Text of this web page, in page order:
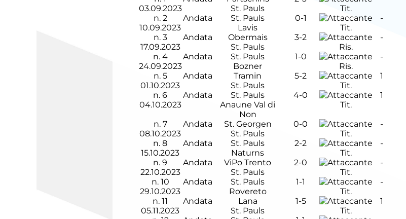
03.09.2023
St. Pauls
Tit.
n. 2
10.09.2023
Andata
St. Pauls
Lavis
0-1
Tit.
-
n. 3
17.09.2023
Andata
Obermais
St. Pauls
3-2
Ris.
-
n. 4
24.09.2023
Andata
St. Pauls
Bozner
1-0
Ris.
-
n. 5
01.10.2023
Andata
Tramin
St. Pauls
5-2
Tit.
1
n. 6
04.10.2023
Andata
St. Pauls
Anaune Val di
Non
4-0
Tit.
1
n. 7
08.10.2023
Andata
St. Georgen
St. Pauls
0-0
Tit.
-
n. 8
15.10.2023
Andata
St. Pauls
Naturns
2-2
Tit.
-
n. 9
22.10.2023
Andata
ViPo Trento
St. Pauls
2-0
Tit.
-
n. 10
29.10.2023
Andata
St. Pauls
Rovereto
1-1
Tit.
-
n. 11
05.11.2023
Andata
Lana
St. Pauls
1-5
Tit.
1